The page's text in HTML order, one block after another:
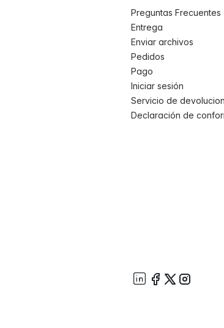
Preguntas Frecuentes
Entrega
Enviar archivos
Pedidos
Pago
Iniciar sesión
Servicio de
Declaración de